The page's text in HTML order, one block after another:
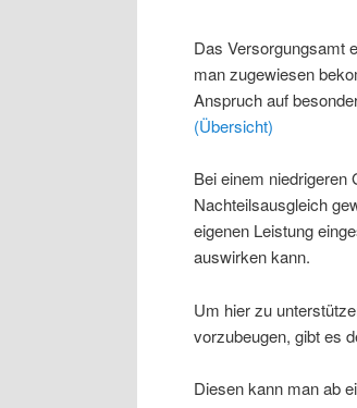
Das Versorgungsamt
man zugewiesen
Anspruch auf
(Übersicht)
Bei einem niedrigeren
Nachteilsausgleich
eigenen Leistung
auswirken kann.
Um hier zu
vorzubeugen, gibt es
Diesen kann man ab